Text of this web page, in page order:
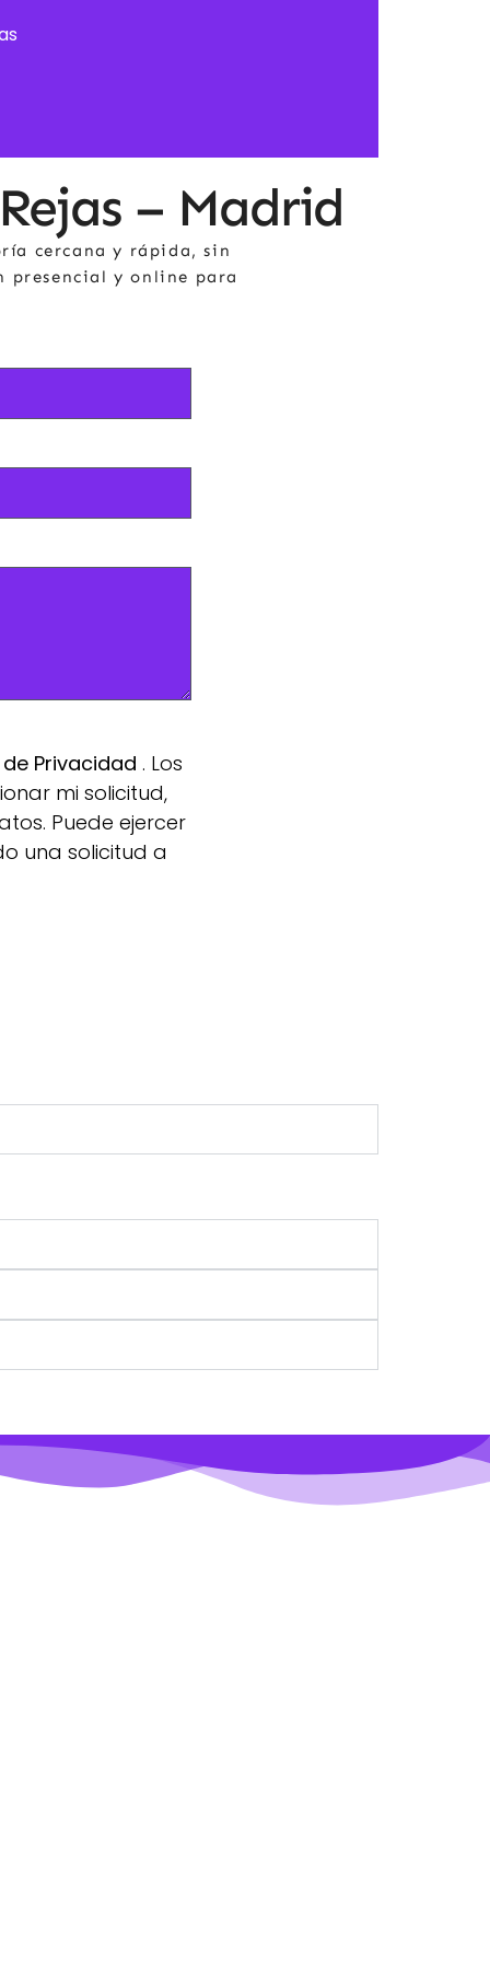
– Madrid
cercana y rápida, sin
presencial y online para
Privacidad . Los
mi solicitud,
Puede ejercer
una solicitud a